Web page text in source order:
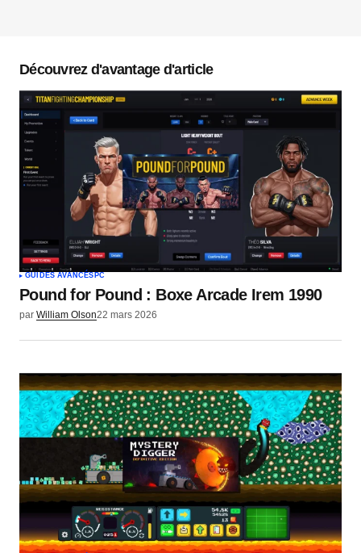
Commentaire*
Votre nom *
Votre e-mail*
Envoyer un commentaire
Découvrez d'avantage d'article
GUIDES AVANCÉS PC
Pound for Pound : Boxe Arcade Irem 1990
par William Olson22 mars 2026